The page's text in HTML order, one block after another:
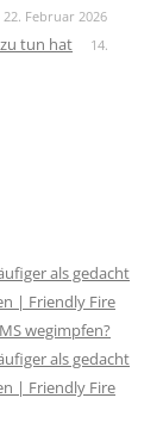
22. Februar 2026
tun hat
14.
als gedacht
| Friendly Fire
wegimpfen?
als gedacht
| Friendly Fire